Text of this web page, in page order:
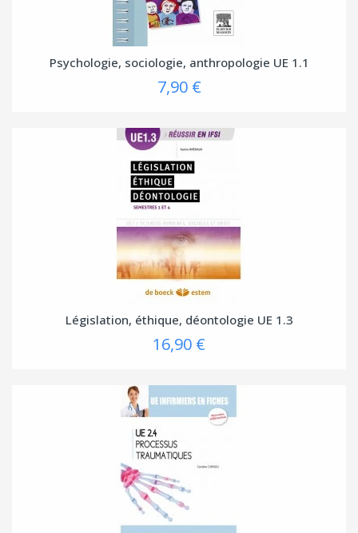
Psychologie, sociologie, anthropologie UE 1.1
7,90 €
Législation, éthique, déontologie UE 1.3
16,90 €